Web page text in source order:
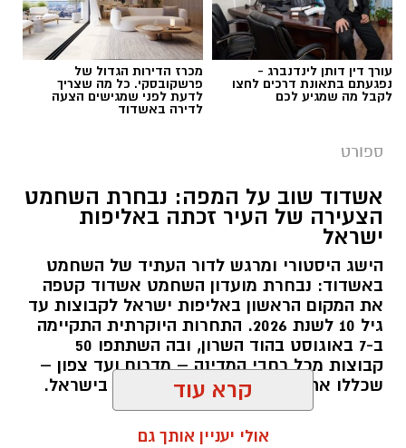
עורך דין דותן לינדנברג -
נפגעתם בתאונת דרכים לחצו
לקבל מה שמגיע לכם
מכרז הדירות הגדול של
פרשקובסקי. כל מה שצריך
לדעת לפני שמגישים הצעה
לדירה באשדוד
ספורט
אשדוד שוב על המפה: נבחרת השחמט
הצעירה של העיר זכתה באליפות
ישראל
הישג היסטורי ומרגש לדור העתיד של השחמט
באשדוד: נבחרת מועדון השחמט אשדוד קטפה
את המקום הראשון באליפות ישראל לקבוצות עד
גיל 10 לשנת 2026. התחרות היוקרתית התקיימה
ב-7 באוגוסט בהוד השרון, ובה השתתפו 50
קבוצות מכל רחבי המדינה – מדרום ועד צפון –
שכללו את מיטב הכישרונות הצעירים בישראל.
קרא עוד
אולי יעניין אותך גם